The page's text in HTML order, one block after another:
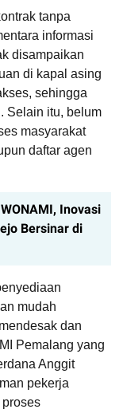
tanpa
informasi
disampaikan
di kapal asing
sehingga
Selain itu, belum
masyarakat
daftar agen
Inovasi
Bersinar di
mudah
dan
Pemalang yang
Anggit
pekerja